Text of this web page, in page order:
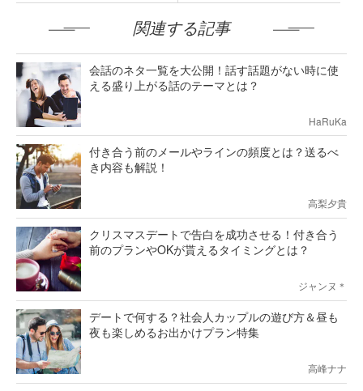
関連する記事
会話のネタ一覧を大公開！話す話題がない時に使
える盛り上がる話のテーマとは？
HaRuKa
付き合う前のメールやラインの頻度とは？送るべ
き内容も解説！
高梨夕貴
クリスマスデートで告白を成功させる！付き合う
前のプランやOKが貰えるタイミングとは？
ジャンヌ＊
デートで何する？社会人カップルの遊び方＆昼も
夜も楽しめるお出かけプラン特集
高峰ナナ